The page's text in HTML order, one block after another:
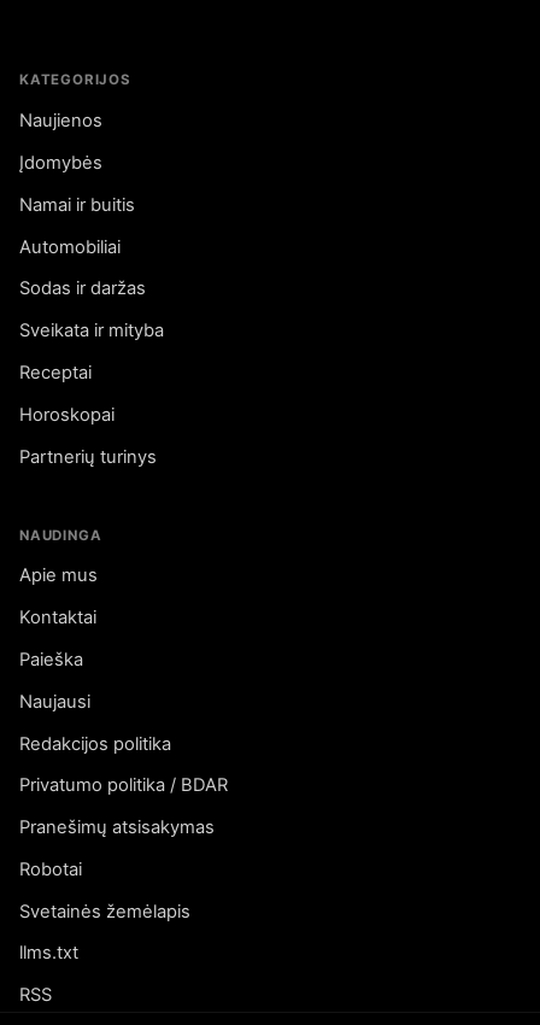
KATEGORIJOS
Naujienos
Įdomybės
Namai ir buitis
Automobiliai
Sodas ir daržas
Sveikata ir mityba
Receptai
Horoskopai
Partnerių turinys
NAUDINGA
Apie mus
Kontaktai
Paieška
Naujausi
Redakcijos politika
Privatumo politika / BDAR
Pranešimų atsisakymas
Robotai
Svetainės žemėlapis
llms.txt
RSS